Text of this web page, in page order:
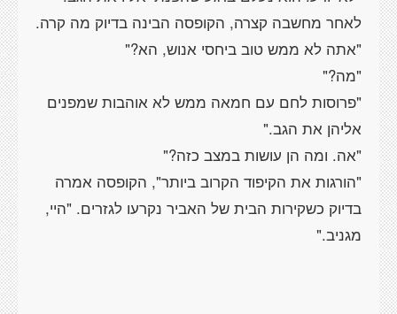
לאחר מחשבה קצרה, הקופסה הבינה בדיוק מה קרה.
"אתה לא ממש טוב ביחסי אנוש, הא?"
"מה?"
"פרוסות לחם עם חמאה ממש לא אוהבות שמפנים
אליהן את הגב."
"אה. ומה הן עושות במצב כזה?"
"הורגות את הקיפוד הקרוב ביותר", הקופסה אמרה
בדיוק כשקירות הבית של האביר נקרעו לגזרים. "היי,
מגניב."